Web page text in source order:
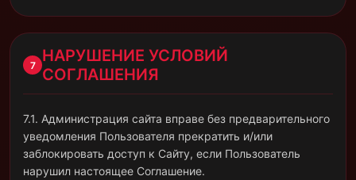
7
НАРУШЕНИЕ УСЛОВИЙ
СОГЛАШЕНИЯ
7.1. Администрация сайта вправе без предварительного
уведомления Пользователя прекратить и/или
заблокировать доступ к Сайту, если Пользователь
нарушил настоящее Соглашение.